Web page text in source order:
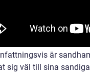
är
sig väl till sina